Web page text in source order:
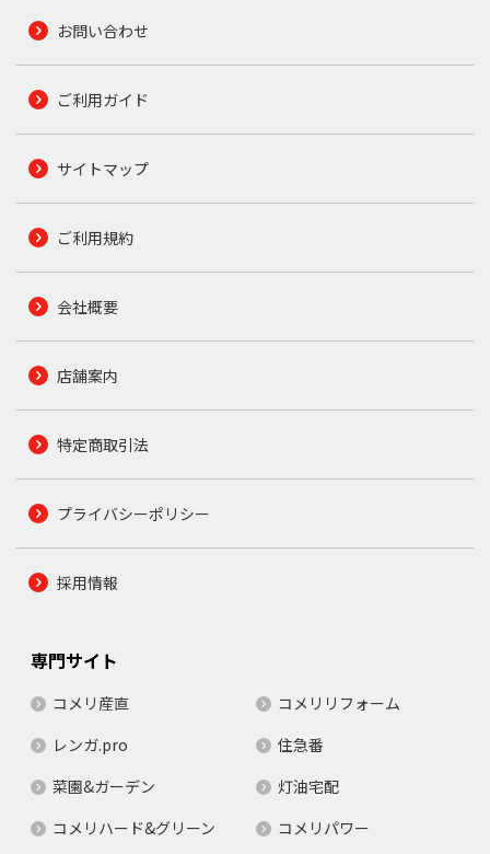
お問い合わせ
ご利用ガイド
サイトマップ
ご利用規約
会社概要
店舗案内
特定商取引法
プライバシーポリシー
採用情報
専門サイト
コメリ産直
コメリリフォーム
レンガ.pro
住急番
菜園&ガーデン
灯油宅配
コメリハード&グリーン
コメリパワー